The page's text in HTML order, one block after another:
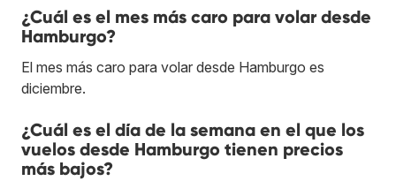
¿Cuál es el mes más caro para volar desde
Hamburgo?
El mes más caro para volar desde Hamburgo es
diciembre.
¿Cuál es el día de la semana en el que los
vuelos desde Hamburgo tienen precios
más bajos?